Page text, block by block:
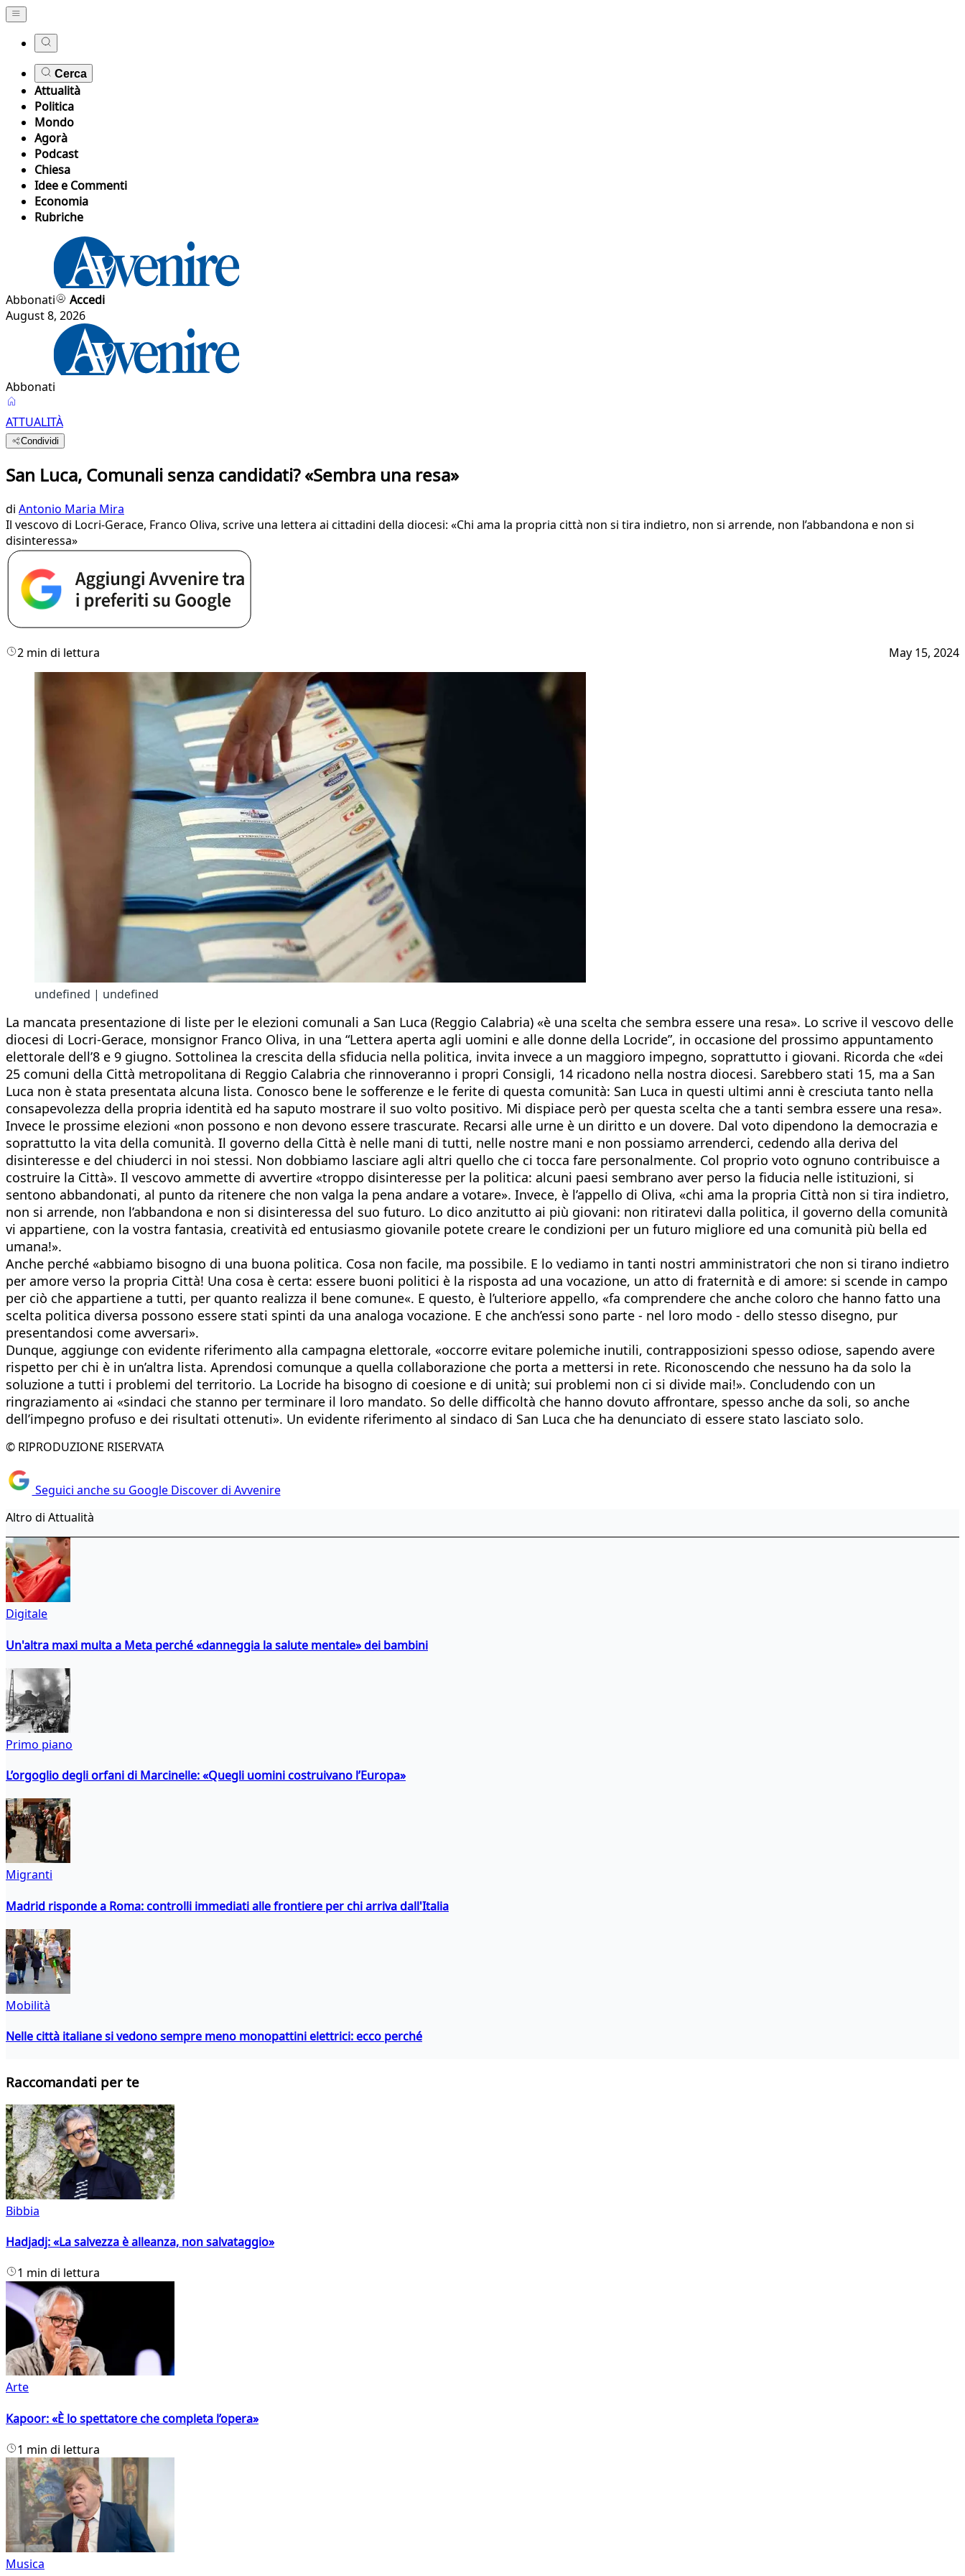
Cerca
Attualità
Politica
Mondo
Agorà
Podcast
Chiesa
Idee e Commenti
Economia
Rubriche
Abbonati
Accedi
August 8, 2026
Abbonati
ATTUALITÀ
Condividi
San Luca, Comunali senza candidati? «Sembra una resa»
di Antonio Maria Mira
Il vescovo di Locri-Gerace, Franco Oliva, scrive una lettera ai cittadini della diocesi: «Chi ama la propria città non si tira indietro, non si arrende, non l’abbandona e non si
disinteressa»
2 min di lettura May 15, 2024
undefined | undefined
La mancata presentazione di liste per le elezioni comunali a San Luca (Reggio Calabria) «è una scelta che sembra essere una resa». Lo scrive il vescovo delle
diocesi di Locri-Gerace, monsignor Franco Oliva, in una “Lettera aperta agli uomini e alle donne della Locride”, in occasione del prossimo appuntamento
elettorale dell’8 e 9 giugno. Sottolinea la crescita della sfiducia nella politica, invita invece a un maggioro impegno, soprattutto i giovani. Ricorda che «dei
25 comuni della Città metropolitana di Reggio Calabria che rinnoveranno i propri Consigli, 14 ricadono nella nostra diocesi. Sarebbero stati 15, ma a San
Luca non è stata presentata alcuna lista. Conosco bene le sofferenze e le ferite di questa comunità: San Luca in questi ultimi anni è cresciuta tanto nella
consapevolezza della propria identità ed ha saputo mostrare il suo volto positivo. Mi dispiace però per questa scelta che a tanti sembra essere una resa».
Invece le prossime elezioni «non possono e non devono essere trascurate. Recarsi alle urne è un diritto e un dovere. Dal voto dipendono la democrazia e
soprattutto la vita della comunità. Il governo della Città è nelle mani di tutti, nelle nostre mani e non possiamo arrenderci, cedendo alla deriva del
disinteresse e del chiuderci in noi stessi. Non dobbiamo lasciare agli altri quello che ci tocca fare personalmente. Col proprio voto ognuno contribuisce a
costruire la Città». Il vescovo ammette di avvertire «troppo disinteresse per la politica: alcuni paesi sembrano aver perso la fiducia nelle istituzioni, si
sentono abbandonati, al punto da ritenere che non valga la pena andare a votare». Invece, è l’appello di Oliva, «chi ama la propria Città non si tira indietro,
non si arrende, non l’abbandona e non si disinteressa del suo futuro. Lo dico anzitutto ai più giovani: non ritiratevi dalla politica, il governo della comunità
vi appartiene, con la vostra fantasia, creatività ed entusiasmo giovanile potete creare le condizioni per un futuro migliore ed una comunità più bella ed
umana!».
Anche perché «abbiamo bisogno di una buona politica. Cosa non facile, ma possibile. E lo vediamo in tanti nostri amministratori che non si tirano indietro
per amore verso la propria Città! Una cosa è certa: essere buoni politici è la risposta ad una vocazione, un atto di fraternità e di amore: si scende in campo
per ciò che appartiene a tutti, per quanto realizza il bene comune«. E questo, è l’ulteriore appello, «fa comprendere che anche coloro che hanno fatto una
scelta politica diversa possono essere stati spinti da una analoga vocazione. E che anch’essi sono parte - nel loro modo - dello stesso disegno, pur
presentandosi come avversari».
Dunque, aggiunge con evidente riferimento alla campagna elettorale, «occorre evitare polemiche inutili, contrapposizioni spesso odiose, sapendo avere
rispetto per chi è in un’altra lista. Aprendosi comunque a quella collaborazione che porta a mettersi in rete. Riconoscendo che nessuno ha da solo la
soluzione a tutti i problemi del territorio. La Locride ha bisogno di coesione e di unità; sui problemi non ci si divide mai!». Concludendo con un
ringraziamento ai «sindaci che stanno per terminare il loro mandato. So delle difficoltà che hanno dovuto affrontare, spesso anche da soli, so anche
dell’impegno profuso e dei risultati ottenuti». Un evidente riferimento al sindaco di San Luca che ha denunciato di essere stato lasciato solo.
© RIPRODUZIONE RISERVATA
Seguici anche su Google Discover di Avvenire
Altro di Attualità
Digitale
Un'altra maxi multa a Meta perché «danneggia la salute mentale» dei bambini
Primo piano
L’orgoglio degli orfani di Marcinelle: «Quegli uomini costruivano l’Europa»
Migranti
Madrid risponde a Roma: controlli immediati alle frontiere per chi arriva dall'Italia
Mobilità
Nelle città italiane si vedono sempre meno monopattini elettrici: ecco perché
Raccomandati per te
Bibbia
Hadjadj: «La salvezza è alleanza, non salvataggio»
1 min di lettura
Arte
Kapoor: «È lo spettatore che completa l’opera»
1 min di lettura
Musica